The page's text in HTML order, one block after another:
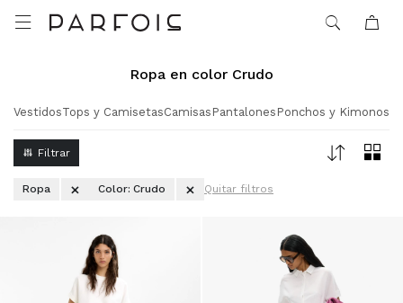

Ropa en color Crudo
VestidosTops y CamisetasCamisas Pantalones Ponchos y Kimonos
Ropa Color: Crudo Quitar filtros